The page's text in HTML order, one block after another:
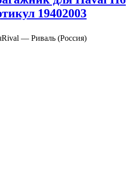
19402003
Rival — Риваль (Россия)